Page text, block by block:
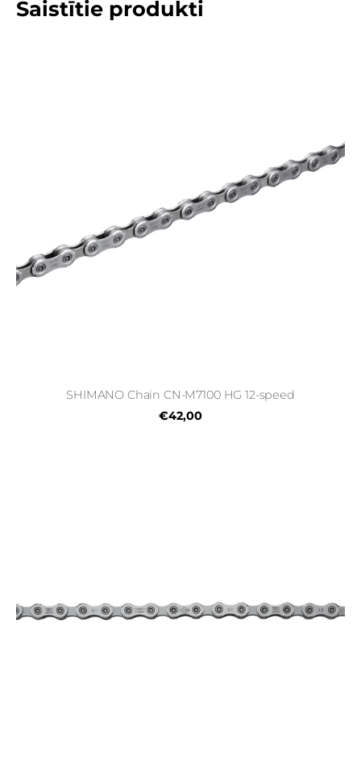
Saistītie produkti
SHIMANO Chain CN-M7100 HG 12-speed
€42,00